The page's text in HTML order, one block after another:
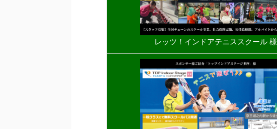
レッツ！インドアテニススクール 様